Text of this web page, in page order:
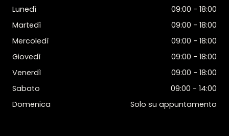
Lunedì
09:00 - 18:00
Martedì
09:00 - 18:00
Mercoledì
09:00 - 18:00
Giovedì
09:00 - 18:00
Venerdì
09:00 - 18:00
Sabato
09:00 - 14:00
Domenica
Solo su appuntamento